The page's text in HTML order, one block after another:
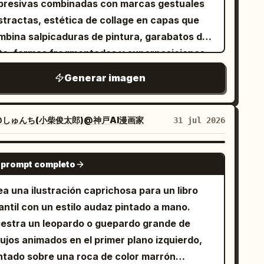
combinadas con marcas gestuales
estética de collage en capas que
salpicaduras de pintura, garabatos de
formas fragmentadas y superposiciones
con manchas sutiles y bordes
fusión dinámica de realismo
y abstracción caótica, paleta de
cálidos y vibrantes con
en rojo coral, naranja quemado,
crema y verde azulado apagado
expresivos y efectos de salpicaduras
texturas de acrílico y tinta en
estilo de arte editorial moderno, retrato
artes combinado con expresionismo
experimental, trazos pictóricos de
detalle, mezcla de texturas orgánicas con
Generar imagen
しゅんち(小柴俊太郎)@神戸AI漫画家 31 jul 2026
GPT IMAGE 2
completo
una ilustración caprichosa para un libro
con un estilo audaz pintado a mano.
un leopardo o guepardo grande de
animados en el primer plano izquierdo,
sobre una roca de color marrón